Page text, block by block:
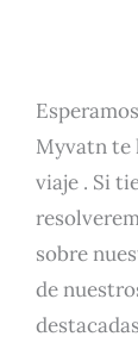
Myvatn te
viaje . Si
sobre
de